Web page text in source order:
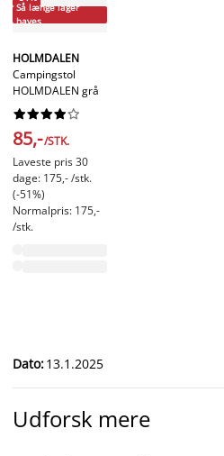
Så længe lager
haves
HOLMDALEN
Campingstol
HOLMDALEN grå






85,-/STK.
Laveste pris 30
dage: 175,- /stk.
(-51%)
Normalpris: 175,-
/stk.
Dato:13.1.2025
Udforsk mere